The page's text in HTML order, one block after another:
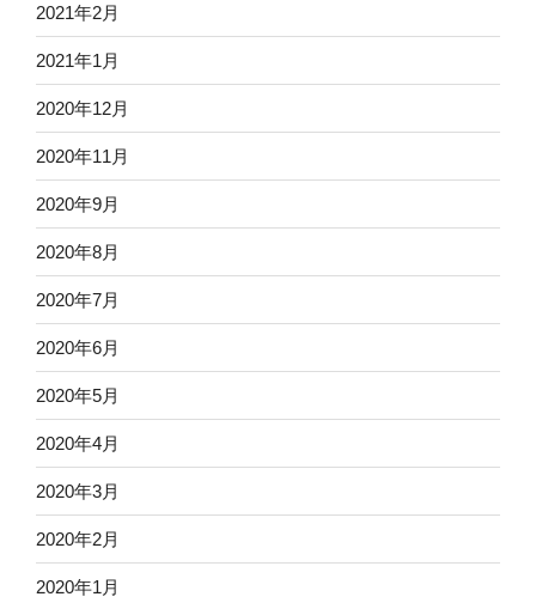
2021年2月
2021年1月
2020年12月
2020年11月
2020年9月
2020年8月
2020年7月
2020年6月
2020年5月
2020年4月
2020年3月
2020年2月
2020年1月